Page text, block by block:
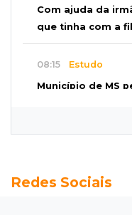
Com ajuda da
que tinha com a
08:15 Estudo
Município de MS
poste de energia
Redes Sociais